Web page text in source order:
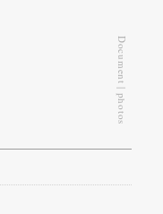
Document | photos